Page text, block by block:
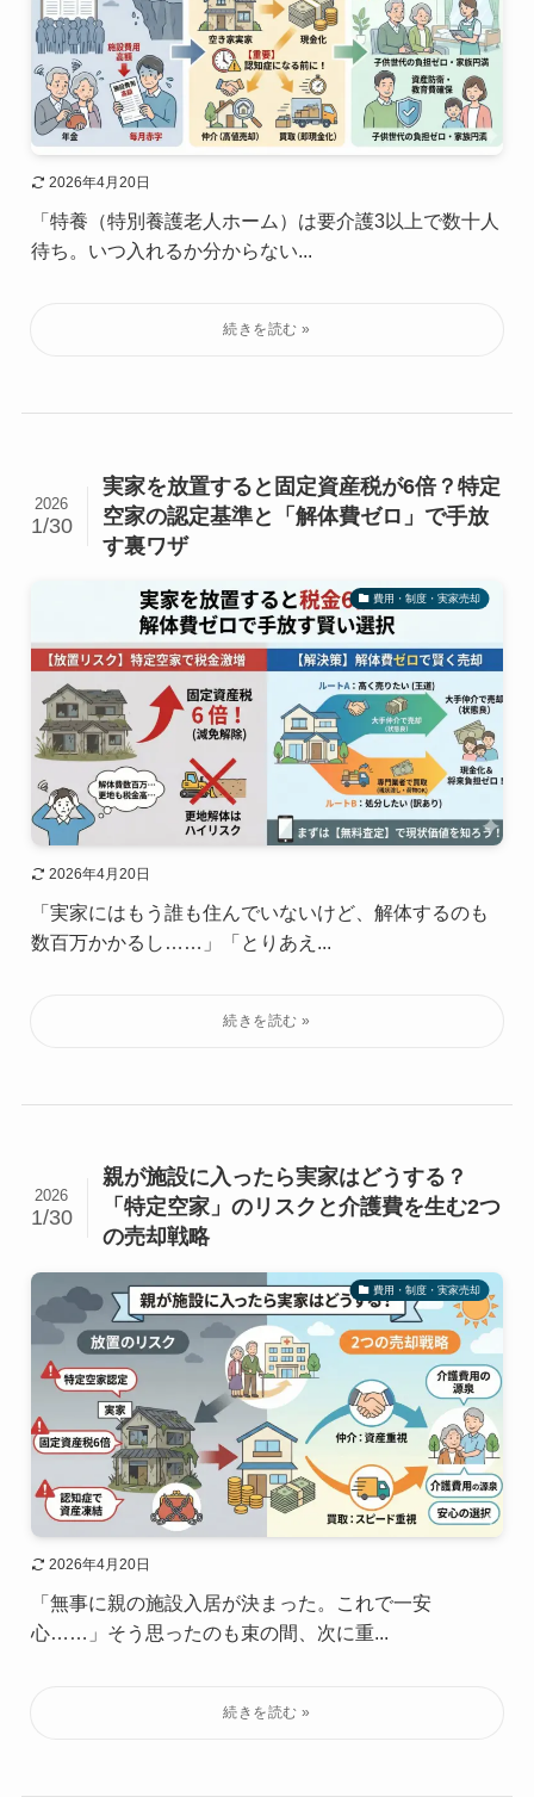
2026年4月20日
「特養（特別養護老人ホーム）は要介護3以上で数十人
待ち。いつ入れるか分からない...
実家を放置すると固定資産税が6倍？特定
空家の認定基準と「解体費ゼロ」で手放
す裏ワザ
2026
1/30
費用・制度・実家売却
2026年4月20日
「実家にはもう誰も住んでいないけど、解体するのも
数百万かかるし……」「とりあえ...
親が施設に入ったら実家はどうする？
「特定空家」のリスクと介護費を生む2つ
の売却戦略
2026
1/30
費用・制度・実家売却
2026年4月20日
「無事に親の施設入居が決まった。これで一安
心……」そう思ったのも束の間、次に重...